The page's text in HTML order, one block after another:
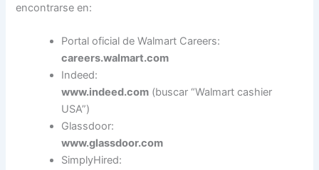
encontrarse en:
Portal oficial de Walmart Careers:
careers.walmart.com
Indeed:
www.indeed.com (buscar “Walmart cashier
USA”)
Glassdoor:
www.glassdoor.com
SimplyHired: